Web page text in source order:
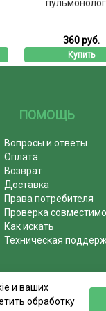
360 руб.
Купить
ПОМОЩЬ
Вопросы и ответы
Оплата
Возврат
Доставка
Права потребителя
Проверка
Как искать
Техническая
и ваших
обработку